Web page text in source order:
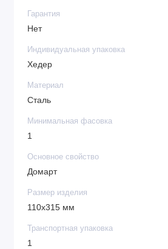
Гарантия
Нет
Индивидуальная упаковка
Хедер
Материал
Сталь
Минимальная фасовка
1
Основное свойство
Домарт
Размер изделия
110х315 мм
Транспортная упаковка
1